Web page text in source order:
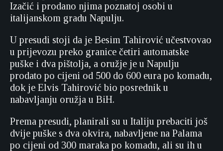
Izačić i prodano njima poznatoj osobi u
italijanskom gradu Napulju.
U presudi stoji da je Besim Tahirović učestvovao
u prijevozu preko granice četiri automatske
puške i dva pištolja, a oružje je u Napulju
prodato po cijeni od 500 do 600 eura po komadu,
dok je Elvis Tahirović bio posrednik u
nabavljanju oružja u BiH.
Prema presudi, planirali su u Italiju prebaciti još
dvije puške s dva okvira, nabavljene na Palama
po cijeni od 300 maraka po komadu, ali su ih u